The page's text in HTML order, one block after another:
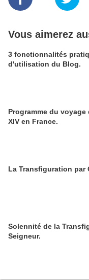
Vous aimerez
3 fonctionnalités
d'utilisation du Blog.
Programme du voyage
XIV en France.
La Transfiguration par
Solennité de la
Seigneur.